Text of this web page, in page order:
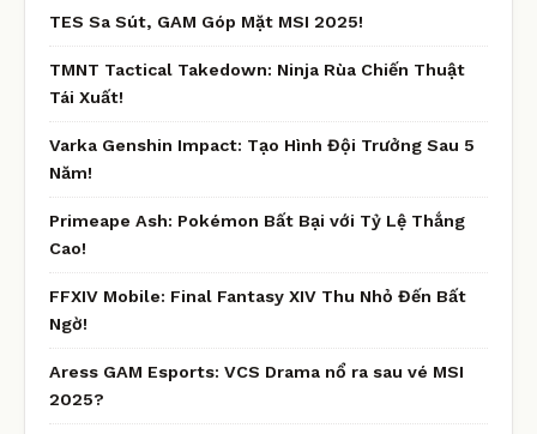
TES Sa Sút, GAM Góp Mặt MSI 2025!
TMNT Tactical Takedown: Ninja Rùa Chiến Thuật
Tái Xuất!
Varka Genshin Impact: Tạo Hình Đội Trưởng Sau 5
Năm!
Primeape Ash: Pokémon Bất Bại với Tỷ Lệ Thắng
Cao!
FFXIV Mobile: Final Fantasy XIV Thu Nhỏ Đến Bất
Ngờ!
Aress GAM Esports: VCS Drama nổ ra sau vé MSI
2025?